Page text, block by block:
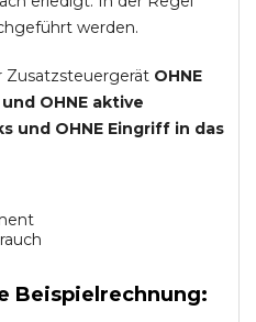
werden.
Zusatzsteuergerät OHNE
OHNE aktive
und OHNE Eingriff in das
Beispielrechnung: